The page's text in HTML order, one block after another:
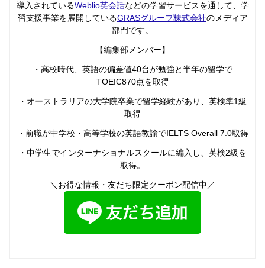
導入されているWeblio英会話などの学習サービスを通して、学
習支援事業を展開しているGRASグループ株式会社のメディア
部門です。
【編集部メンバー】
・高校時代、英語の偏差値40台が勉強と半年の留学で
TOEIC870点を取得
・オーストラリアの大学院卒業で留学経験があり、英検準1級
取得
・前職が中学校・高等学校の英語教諭でIELTS Overall 7.0取得
・中学生でインターナショナルスクールに編入し、英検2級を
取得。
＼お得な情報・友だち限定クーポン配信中／